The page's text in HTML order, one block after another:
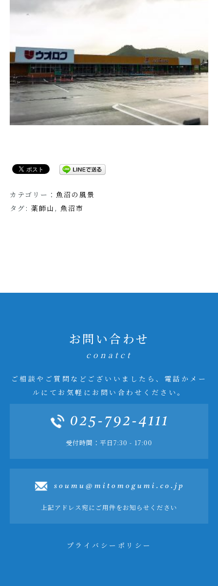
カテゴリー： 魚沼の風景
タグ: 薬師山 , 魚沼市
お問い合わせ
conatct
ご相談やご質問などございいましたら、電話かメー
ルにてお気軽にお問い合わせください。
025-792-4111
受付時間：平日7:30 - 17:00
soumu@mitomogumi.co.jp
上記アドレス宛にご用件をお知らせください
プライバシーポリシー